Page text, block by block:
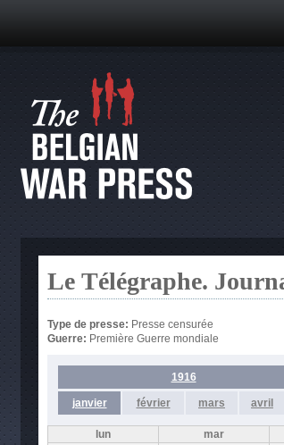
Le Télégraphe.
Type de presse: Presse censurée
Guerre: Première Guerre mondiale
1916
janvier février mars avril
lun mar